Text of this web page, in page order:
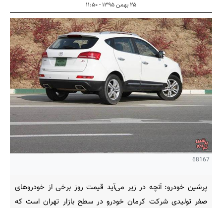
۲۵ بهمن ۱۳۹۵ - ۱۱:۵۰
68167
پرشین خودرو: آنچه در زیر می‌آید قیمت روز برخی از خودروهای
صفر تولیدی شرکت کرمان خودرو در سطح بازار تهران است که